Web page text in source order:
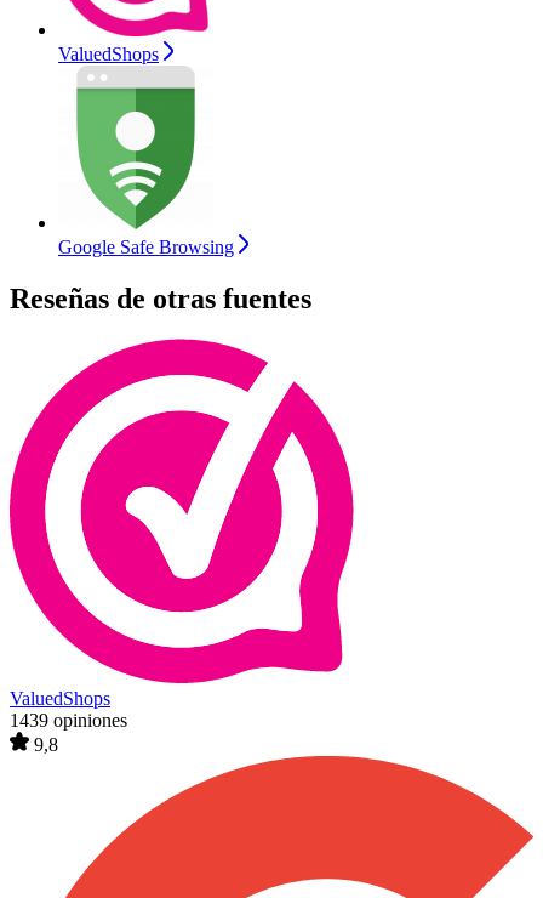
ValuedShops
Google Safe Browsing
Reseñas de otras fuentes
ValuedShops
1439 opiniones
9,8